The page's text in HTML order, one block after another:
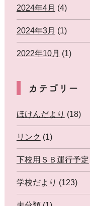
2024年4月 (4)
2024年3月 (1)
2022年10月 (1)
カテゴリー
ほけんだより (18)
リンク (1)
下校用ＳＢ運行予定
学校だより (123)